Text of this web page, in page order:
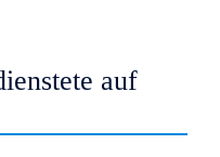
auf